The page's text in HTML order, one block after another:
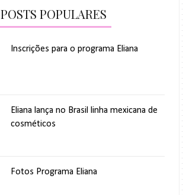
POSTS POPULARES
Inscrições para o programa Eliana
Eliana lança no Brasil linha mexicana de
cosméticos
Fotos Programa Eliana